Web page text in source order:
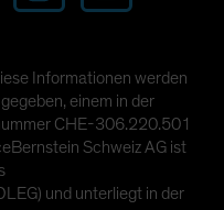
Informationen werden
einem in der
CHE-306.220.501
Schweiz AG ist
und unterliegt in der